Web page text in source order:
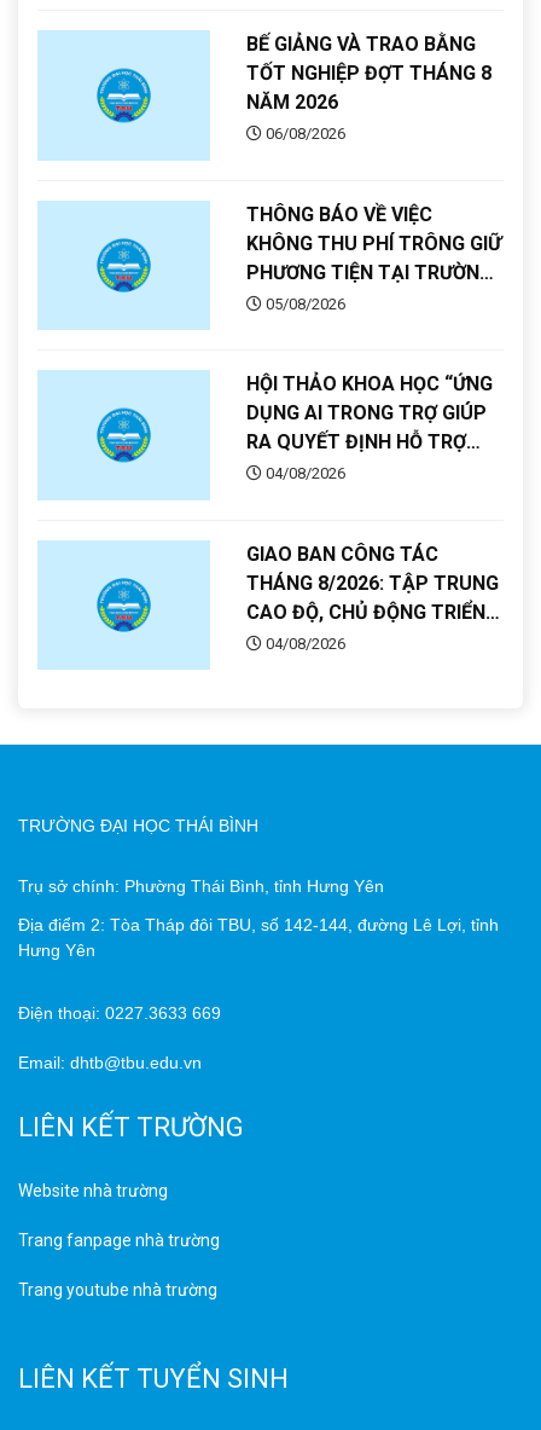
BẾ GIẢNG VÀ TRAO BẰNG
TỐT NGHIỆP ĐỢT THÁNG 8
NĂM 2026
06/08/2026
THÔNG BÁO VỀ VIỆC
KHÔNG THU PHÍ TRÔNG GIỮ
PHƯƠNG TIỆN TẠI TRƯỜNG
ĐẠI HỌC THÁI BÌNH
05/08/2026
HỘI THẢO KHOA HỌC “ỨNG
DỤNG AI TRONG TRỢ GIÚP
RA QUYẾT ĐỊNH HỖ TRỢ
HOẠT ĐỘNG QUẢN LÝ VÀ
04/08/2026
GIAO BAN CÔNG TÁC
THÁNG 8/2026: TẬP TRUNG
CAO ĐỘ, CHỦ ĐỘNG TRIỂN
KHAI, HOÀN THÀNH TOÀN
04/08/2026
TRƯỜNG ĐẠI HỌC THÁI BÌNH
Trụ sở chính: Phường Thái Bình, tỉnh Hưng Yên
Địa điểm 2: Tòa Tháp đôi TBU, số 142-144, đường Lê Lợi, tỉnh
Hưng Yên
Điện thoại: 0227.3633 669
Email: dhtb@tbu.edu.vn
LIÊN KẾT TRƯỜNG
Website nhà trường
Trang fanpage nhà trường
Trang youtube nhà trường
LIÊN KẾT TUYỂN SINH